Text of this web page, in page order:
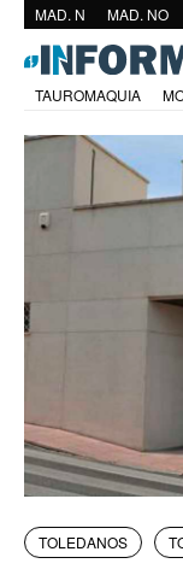
MAD. N MAD. NO
TAUROMAQUIA
TOLEDANOS